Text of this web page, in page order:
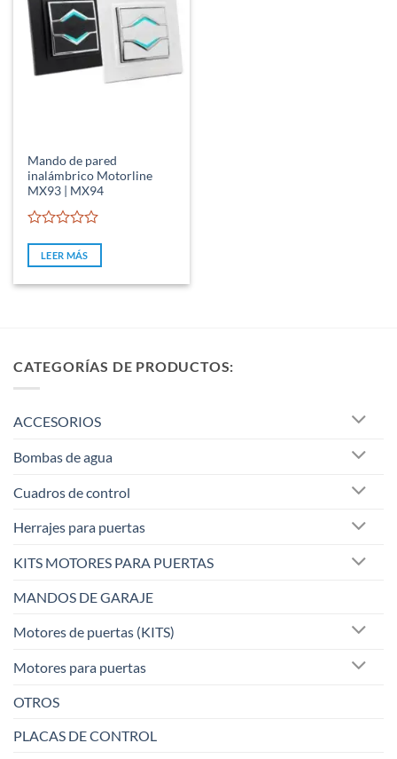
Mando de pared
inalámbrico Motorline
MX93 | MX94
con
0
LEER MÁS
CATEGORÍAS DE PRODUCTOS:
ACCESORIOS
Bombas de agua
Cuadros de control
Herrajes para puertas
KITS MOTORES PARA PUERTAS
MANDOS DE GARAJE
Motores de puertas (KITS)
Motores para puertas
OTROS
PLACAS DE CONTROL